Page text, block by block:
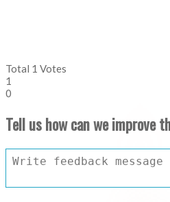
Total 1 Votes
1
0
Tell us how can we improve